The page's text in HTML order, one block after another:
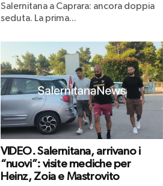
Salernitana a Caprara: ancora doppia
seduta. La prima...
VIDEO. Salernitana, arrivano i
“nuovi”: visite mediche per
Heinz, Zoia e Mastrovito